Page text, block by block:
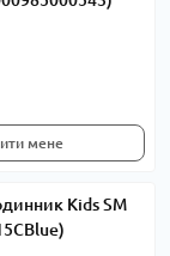
мене
Kids SM